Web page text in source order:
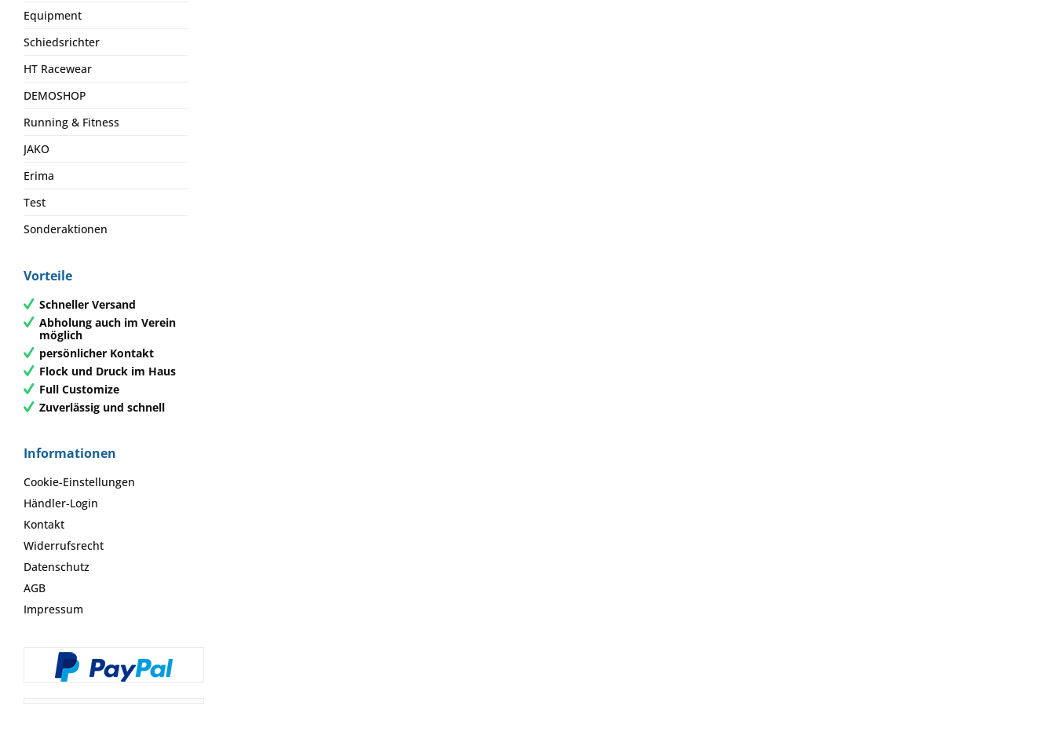
Equipment
Schiedsrichter
HT Racewear
DEMOSHOP
Running & Fitness
JAKO
Erima
Test
Sonderaktionen
Vorteile
Schneller Versand
Abholung auch im Verein
möglich
persönlicher Kontakt
Flock und Druck im Haus
Full Customize
Zuverlässig und schnell
Informationen
Cookie-Einstellungen
Händler-Login
Kontakt
Widerrufsrecht
Datenschutz
AGB
Impressum